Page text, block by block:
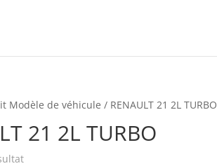
Modèle de véhicule / RENAULT 21 2L TURBO
21 2L TURBO